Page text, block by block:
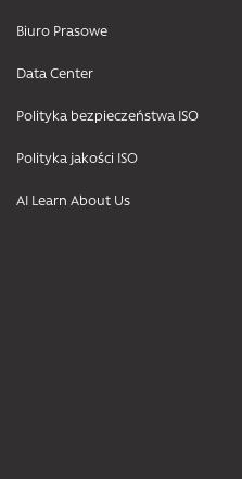
Biuro Prasowe
Data Center
Polityka bezpieczeństwa ISO
Polityka jakości ISO
AI Learn About Us